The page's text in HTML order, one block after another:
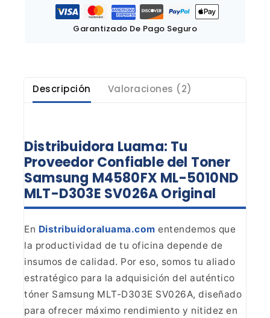
Garantizado De Pago Seguro
Descripción Valoraciones (2)
Distribuidora Luama: Tu
Proveedor Confiable del Toner
Samsung M4580FX ML-5010ND
MLT-D303E SV026A Original
En Distribuidoraluama.com entendemos que
la productividad de tu oficina depende de
insumos de calidad. Por eso, somos tu aliado
estratégico para la adquisición del auténtico
tóner Samsung MLT-D303E SV026A, diseñado
para ofrecer máximo rendimiento y nitidez en